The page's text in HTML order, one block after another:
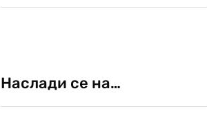
Наслади се на…